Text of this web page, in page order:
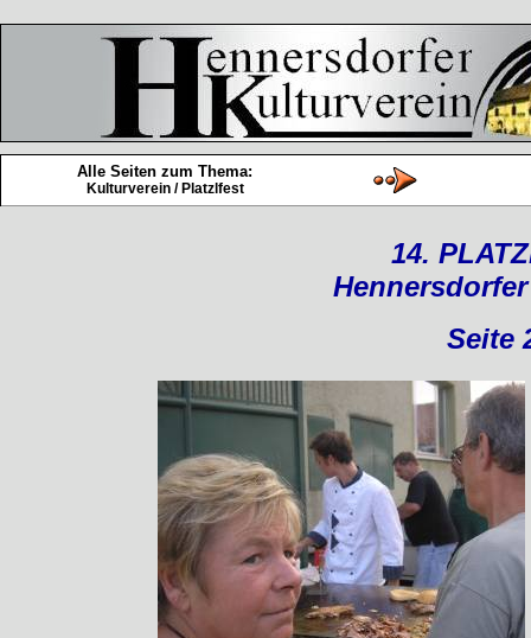
Alle Seiten zum Thema:
Kulturverein / Platzlfest
14.
Seite